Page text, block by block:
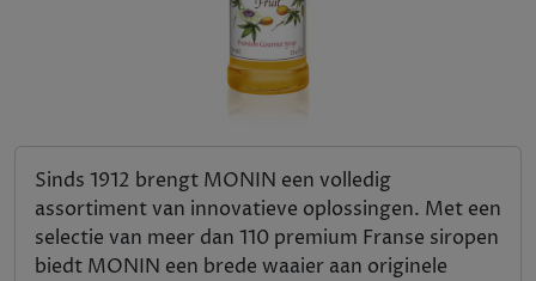
Sinds 1912 brengt MONIN een volledig
assortiment van innovatieve oplossingen. Met een
selectie van meer dan 110 premium Franse siropen
biedt MONIN een brede waaier aan originele